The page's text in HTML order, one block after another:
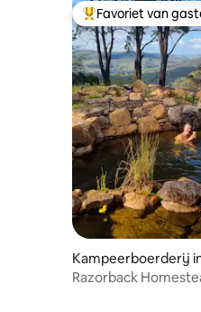
Topfavoriet van
Favoriet van
Kampeerboerderij
Razorback